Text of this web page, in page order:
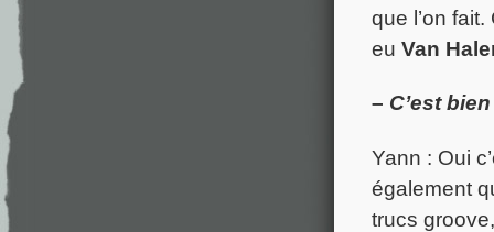
que l’on
eu Van
– C’est
Yann : Oui
également
trucs